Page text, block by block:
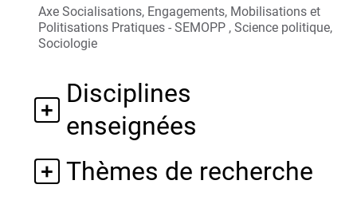
Axe Socialisations, Engagements, Mobilisations et
Politisations Pratiques - SEMOPP , Science politique,
Sociologie
Disciplines
enseignées
Thèmes de recherche